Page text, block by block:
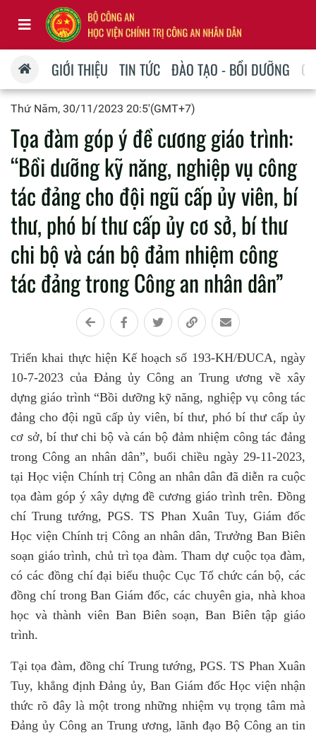
GIỚI THIỆU TIN TỨC ĐÀO TẠO - BỒI DƯỠNG
Thứ Năm, 30/11/2023 20:5'(GMT+7)
Tọa đàm góp ý đề cương giáo trình:
“Bồi dưỡng kỹ năng, nghiệp vụ công
tác đảng cho đội ngũ cấp ủy viên, bí
thư, phó bí thư cấp ủy cơ sở, bí thư
chi bộ và cán bộ đảm nhiệm công
tác đảng trong Công an nhân dân”
Triển khai thực hiện Kế hoạch số 193-KH/ĐUCA, ngày
10-7-2023 của Đảng ủy Công an Trung ương về xây
dựng giáo trình “Bồi dưỡng kỹ năng, nghiệp vụ công tác
đảng cho đội ngũ cấp ủy viên, bí thư, phó bí thư cấp ủy
cơ sở, bí thư chi bộ và cán bộ đảm nhiệm công tác đảng
trong Công an nhân dân”, buổi chiều ngày 29-11-2023,
tại Học viện Chính trị Công an nhân dân đã diễn ra cuộc
tọa đàm góp ý xây dựng đề cương giáo trình trên. Đồng
chí Trung tướng, PGS. TS Phan Xuân Tuy, Giám đốc
Học viện Chính trị Công an nhân dân, Trưởng Ban Biên
soạn giáo trình, chủ trì tọa đàm. Tham dự cuộc tọa đàm,
có các đồng chí đại biểu thuộc Cục Tổ chức cán bộ, các
đồng chí trong Ban Giám đốc, các chuyên gia, nhà khoa
học và thành viên Ban Biên soạn, Ban Biên tập giáo
trình.
Tại tọa đàm, đồng chí Trung tướng, PGS. TS Phan Xuân
Tuy, khẳng định Đảng ủy, Ban Giám đốc Học viện nhận
thức rõ đây là một trong những nhiệm vụ trọng tâm mà
Đảng ủy Công an Trung ương, lãnh đạo Bộ Công an tin